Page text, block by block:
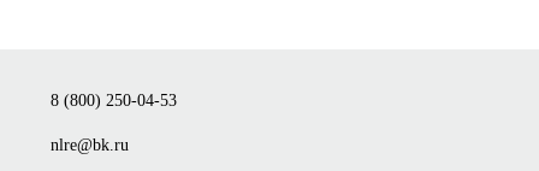
8 (800) 250-04-53
nlre@bk.ru